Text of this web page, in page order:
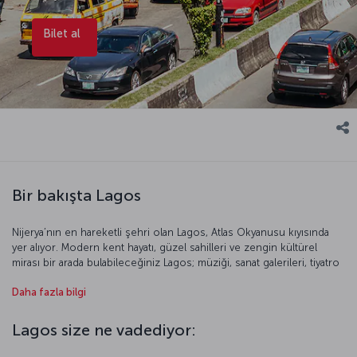
Bilet al
Bir bakışta Lagos
Nijerya’nın en hareketli şehri olan Lagos, Atlas Okyanusu kıyısında
yer alıyor. Modern kent hayatı, güzel sahilleri ve zengin kültürel
mirası bir arada bulabileceğiniz Lagos; müziği, sanat galerileri, tiyatro
güneşlenip akşamları canlı müzik dinleyebilir, Nijerya Ulusal Müzesi’ni
noktası ise Victoria Adası. Şehir merkezinden bir köprüyle ulaşılan
ada, hareketli yaşamı, lüks otelleri ve restoranlarıyla ünlü. Lagos’un
Daha fazla bilgi
Lagos size ne vadediyor: